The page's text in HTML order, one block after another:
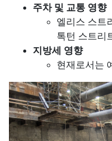
주차 및 교통 영향
엘리스 스트
톡턴 스트리
지방세 영향
현재로서는